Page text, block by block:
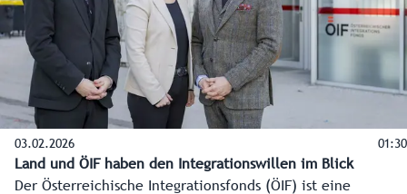
Trebo. Die Landesräte Wolfgang Fürweger und Martin
Zauner haben sich vor Ort vom Projektstand überzeugt.
03.02.2026 01:30
Land und ÖIF haben den Integrationswillen im Blick
Der Österreichische Integrationsfonds (ÖIF) ist eine